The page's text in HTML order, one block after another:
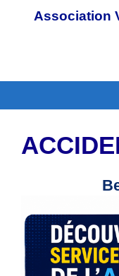
Association